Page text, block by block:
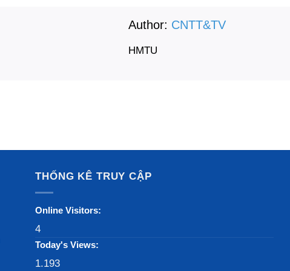
Author: CNTT&TV
HMTU
THỐNG KÊ TRUY CẬP
Online Visitors:
4
Today's Views:
1.193